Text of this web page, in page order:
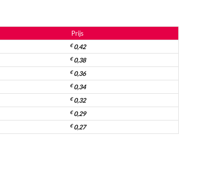
Prijs
€0,42
€0,38
€0,36
€0,34
€0,32
€0,29
€0,27